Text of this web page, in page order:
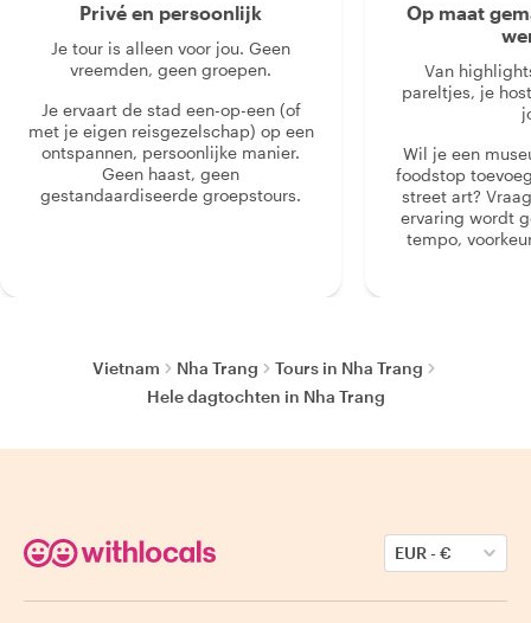
Privé en persoonlijk
Je tour is alleen voor jou. Geen
vreemden, geen groepen.
Je ervaart de stad een-op-een (of
met je eigen reisgezelschap) op een
ontspannen, persoonlijke manier.
Geen haast, geen
gestandaardiseerde groepstours.
Op maat
Van
pareltjes, je
Wil je een
foodstop
street art?
ervaring wordt
tempo,
Vietnam Nha Trang
Tours in Nha Trang
Hele dagtochten in Nha Trang
EUR-€